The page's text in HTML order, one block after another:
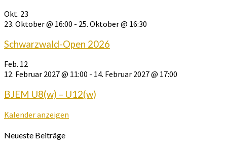
Okt. 23
23. Oktober @ 16:00 - 25. Oktober @ 16:30
Schwarzwald-Open 2026
Feb. 12
12. Februar 2027 @ 11:00 - 14. Februar 2027 @ 17:00
BJEM U8(w) – U12(w)
Kalender anzeigen
Neueste Beiträge